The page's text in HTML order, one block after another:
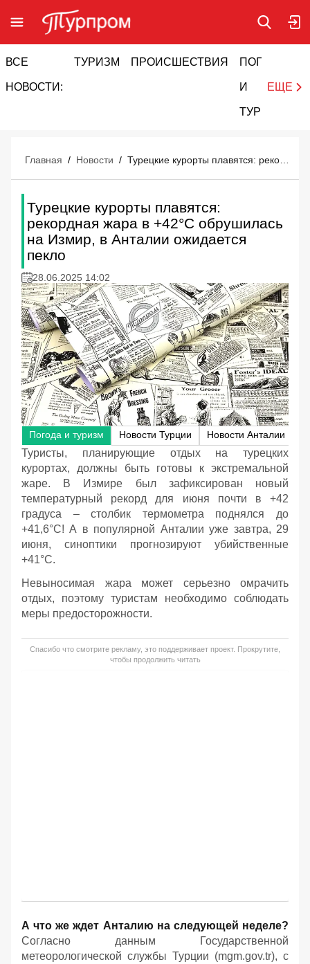
ВСЕ
НОВОСТИ:
ТУРИЗМ ПРОИСШЕСТВИЯ ПОГОДА
И
ТУРИЗМ
ЕЩЕ
Главная / Новости /
Турецкие курорты плавятся:
рекордная жара в +42°С обрушилась
на Измир, в Анталии ожидается
пекло
28.06.2025 14:02
Погода и туризм Новости Турции Новости Анталии
Туристы, планирующие отдых на турецких
курортах, должны быть готовы к экстремальной
жаре. В Измире был зафиксирован новый
температурный рекорд для июня почти в +42
градуса – столбик термометра поднялся до
+41,6°С! А в популярной Анталии уже завтра, 29
июня, синоптики прогнозируют убийственные
+41°С.
Невыносимая жара может серьезно омрачить
отдых, поэтому туристам необходимо соблюдать
меры предосторожности.
Спасибо что смотрите рекламу, это поддерживает проект. Прокрутите,
чтобы продолжить читать
А что же ждет Анталию на следующей неделе?
Согласно данным Государственной
метеорологической службы Турции (mgm.gov.tr), с